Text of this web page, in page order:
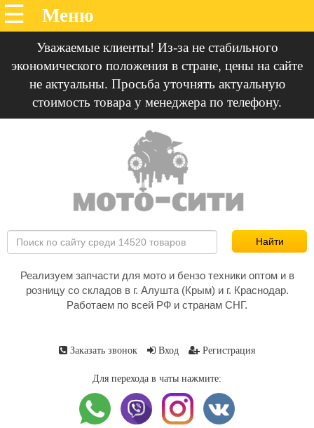
Уважаемые клиенты! Из-за не стабильного
экономического положения в стране, цены на сайте
не актуальны. Просьба уточнять актуальную
стоимость товара у менеджера по телефону.
Реализуем запчасти для мото и бензо техники оптом и в
розницу со складов в г. Алушта (Крым) и г. Краснодар.
Работаем по всей РФ и странам СНГ.
Заказать звонок Вход Регистрация
Для перехода в чаты нажмите: